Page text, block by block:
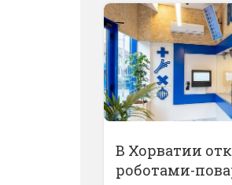
В Хорватии
роботами-